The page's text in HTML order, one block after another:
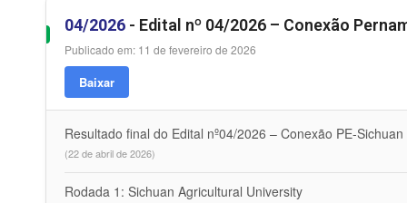
04/2026 - Edital nº 04/2026 – Conexão
Publicado em: 11 de fevereiro de 2026
Baixar
Resultado final do Edital nº04/2026 – Conexão PE-
(22 de abril de 2026)
Rodada 1: Sichuan Agricultural University